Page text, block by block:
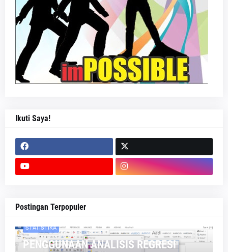
Ikuti Saya!
Postingan Terpopuler
STATISTIKA
PENGGUNAAN ANALISIS REGRESI